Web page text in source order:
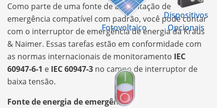
Fotovoltaico
Dispositivos
Opcionais
Como parte de uma fonte de alimentação de
emergência compatível com padrão, você pode contar
com o interruptor de emergência de energia da Kraus
& Naimer. Essas tarefas estão em conformidade com
as normas internacionais de monitoramento IEC
60947-6-1 e IEC 60947-3 no campo de interruptor de
baixa tensão.
Fonte de energia de emergência